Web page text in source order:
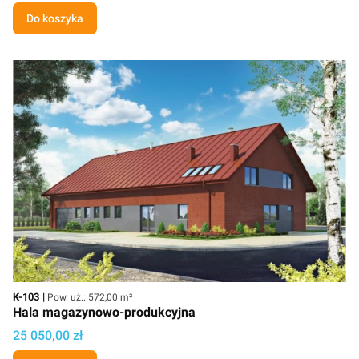
Do koszyka
Kod
K-103 Powierzchnia użytkowa
Pow. uż.: 572,00 m²
Hala magazynowo-produkcyjna
Cena
25 050,00 zł